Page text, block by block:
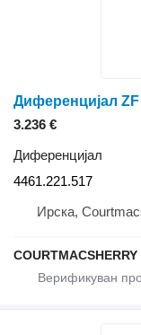
Диференцијал ZF
3.236 €
Диференцијал
4461.221.517
Ирска,